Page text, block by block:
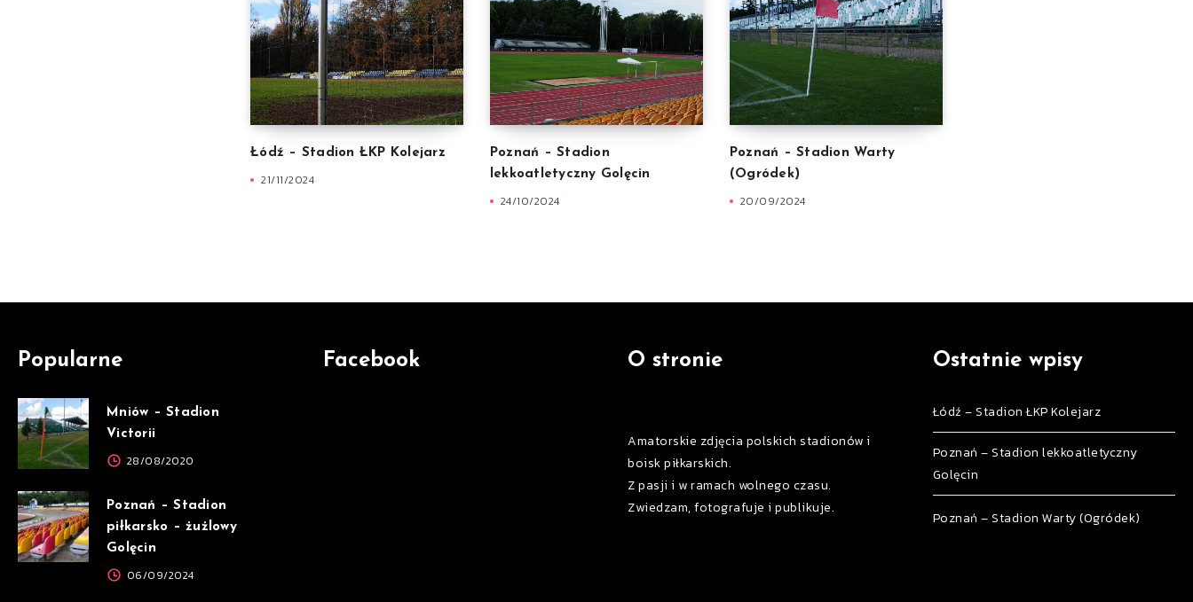
Łódź – Stadion ŁKP Kolejarz
21/11/2024
Poznań – Stadion
lekkoatletyczny Golęcin
24/10/2024
Poznań – Stadion Warty
(Ogródek)
20/09/2024
Popularne
Mniów – Stadion
Victorii
28/08/2020
Poznań – Stadion
piłkarsko – żużlowy
Golęcin
06/09/2024
Facebook O stronie
Amatorskie zdjęcia polskich stadionów i
boisk piłkarskich.
Z pasji i w ramach wolnego czasu.
Zwiedzam, fotografuje i publikuje.
Ostatnie wpisy
Łódź – Stadion ŁKP Kolejarz
Poznań – Stadion lekkoatletyczny
Golęcin
Poznań – Stadion Warty (Ogródek)